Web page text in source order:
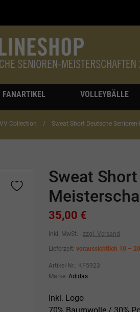
FANARTIKEL VOLLEYBÄLLE
Collection Sweat Short Deutsche
Sweat
35,00 €
inkl. MwSt. zzgl. Versand
Lieferzeit: voraussichtlich 10 –
Artikel-Nr.: KF5923
Marke: Adidas
Inkl. Logo